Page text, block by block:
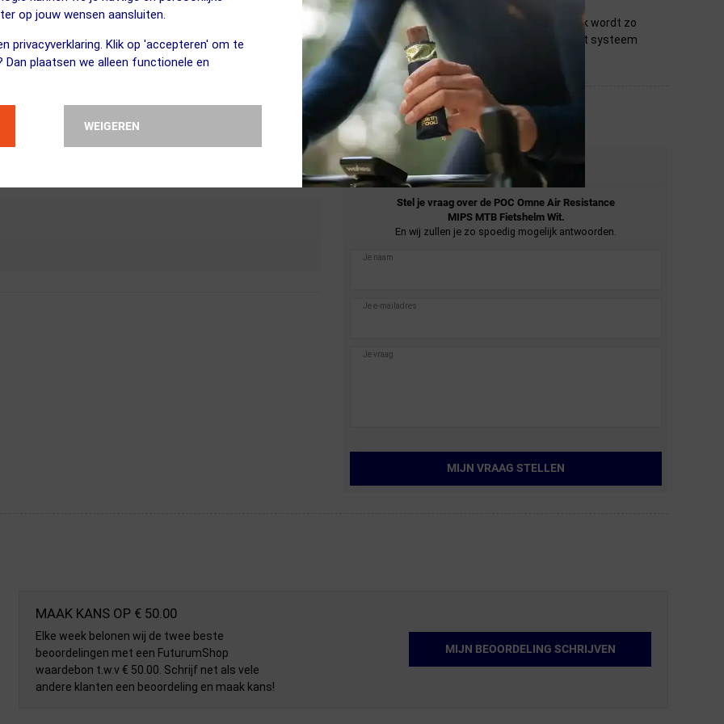
op jouw wensen aansluiten.
privacyverklaring. Klik op 'accepteren' om te
Dan plaatsen we alleen functionele en
WEIGEREN
is een binnenschaal geïntegreerd in de helm. Bij een val kan het MIPS systeem in de helm draaien. De druk wordt zo
plek op het hoofd is gefixeerd. Tijdens het dragen van de helm merk je niets van MIPS. Tijdens een val kan het systeem
opbergen
STEL JE VRAAG
Stel je vraag over de POCOmne Air Resistance
MIPS MTB Fietshelm Wit.
En wij zullen je zo spoedig mogelijk antwoorden.
MIJN VRAAG STELLEN
MAAK KANS OP € 50.00
Elke week belonen wij de twee beste
beoordelingen met een FuturumShop
waardebon t.w.v € 50.00. Schrijf net als vele
andere klanten een beoordeling en maak kans!
MIJN BEOORDELING SCHRIJVEN